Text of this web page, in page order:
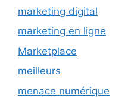
marketing digital
marketing en ligne
Marketplace
meilleurs
menace numérique